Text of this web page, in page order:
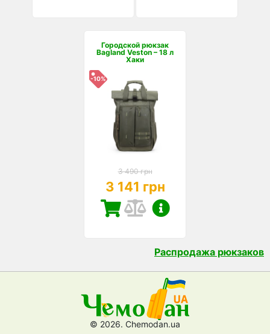
Городской рюкзак
Bagland Veston – 18 л
Хаки
-10%
3 490 грн
3 141 грн
Распродажа рюкзаков
© 2026. Chemodan.ua